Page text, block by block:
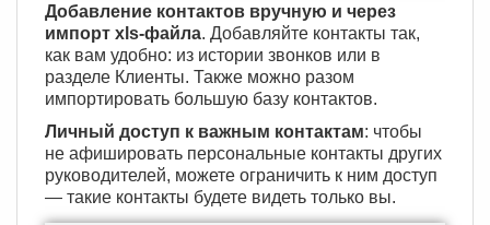
Добавление контактов вручную и через
импорт xls-файла. Добавляйте контакты так,
как вам удобно: из истории звонков или в
разделе Клиенты. Также можно разом
импортировать большую базу контактов.
Личный доступ к важным контактам: чтобы
не афишировать персональные контакты других
руководителей, можете ограничить к ним доступ
— такие контакты будете видеть только вы.